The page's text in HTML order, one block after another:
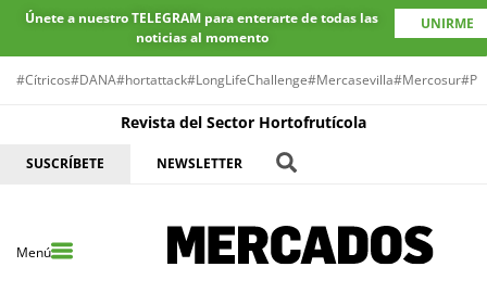
Únete a nuestro TELEGRAM para enterarte de todas las
noticias al momento
UNIRME
#Cítricos#DANA#hortattack#LongLifeChallenge#Mercasevilla#Mercosur
Revista del Sector Hortofrutícola
SUSCRÍBETE NEWSLETTER
Menú